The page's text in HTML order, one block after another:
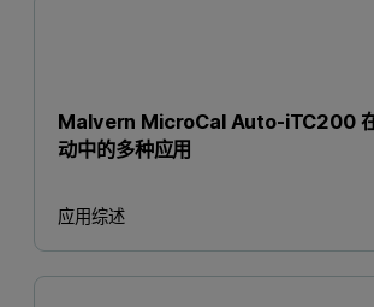
Malvern MicroCal Auto-iTC200 在
动中的多种应用
应用综述